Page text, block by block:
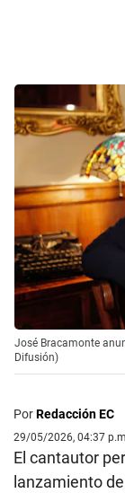
José Bracamonte
Difusión)
PorRedacción EC
29/05/2026, 04:37
El cantautor
lanzamiento de